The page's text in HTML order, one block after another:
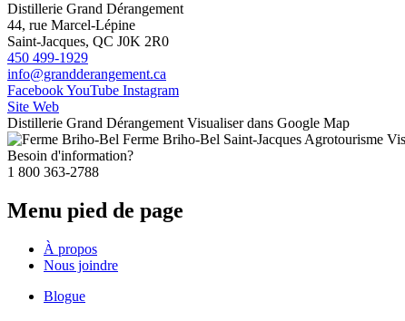
Distillerie Grand Dérangement
44, rue Marcel-Lépine
Saint-Jacques, QC J0K 2R0
450 499-1929
info@grandderangement.ca
FacebookYouTube Instagram
Site Web
Distillerie Grand Dérangement Visualiser dans Google Map
Ferme Briho-Bel Saint-Jacques Agrotourisme
Besoin d'information?
1 800 363-2788
Menu pied de page
À propos
Nous joindre
Blogue